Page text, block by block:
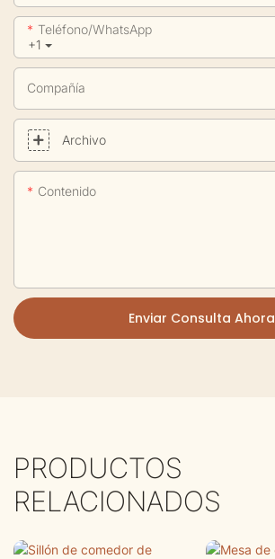
+1
Teléfono/WhatsApp
Compañía
Archivo
Contenido
Enviar Consulta Ahora
PRODUCTOS
RELACIONADOS